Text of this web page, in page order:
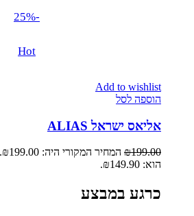
-25%
Hot
Add to wishlist
הוספה לסל
אליאס ישראל ALIAS
₪199.00 המחיר המקורי היה: ₪199.00.
הוא: ₪149.90.
כרגע במבצע